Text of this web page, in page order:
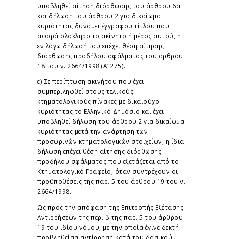
υποβληθεί αίτηση διόρθωσης του άρθρου 6α
και δήλωση του άρθρου 2 για δικαίωμα
κυριότητας δυνάμει έγγραφου τίτλου που
αφορά ολόκληρο το ακίνητο ή μέρος αυτού, η
εν λόγω δήλωσή του επέχει θέση αίτησης
διόρθωσης προδήλου σφάλματος του άρθρου
18 του ν. 2664/1998 (Α’ 275).
ε) Σε περίπτωση ακινήτου που έχει
συμπεριληφθεί στους τελικούς
κτηματολογικούς πίνακες με δικαιούχο
κυριότητας το Ελληνικό Δημόσιο και έχει
υποβληθεί δήλωση του άρθρου 2 για δικαίωμα
κυριότητας μετά την ανάρτηση των
προσωρινών κτηματολογικών στοιχείων, η ίδια
δήλωση επέχει θέση αίτησης διόρθωσης
προδήλου σφάλματος που εξετάζεται από το
Κτηματολογικό Γραφείο, όταν συντρέχουν οι
προϋποθέσεις της παρ. 5 του άρθρου 19 του ν.
2664/1998.
Ως προς την απόφαση της Επιτροπής Εξέτασης
Αντιρρήσεων της περ. β της παρ. 5 του άρθρου
19 του ιδίου νόμου, με την οποία έγινε δεκτή